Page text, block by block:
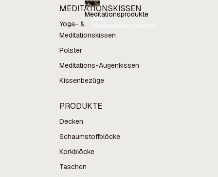
MEDITATIONSKISSEN
Yoga- &
Meditationskissen
Polster
Meditations-Augenkissen
Kissenbezüge
PRODUKTE
Decken
Schaumstoffblöcke
Korkblöcke
Taschen
Alle
Meditationsprodukte
Alle